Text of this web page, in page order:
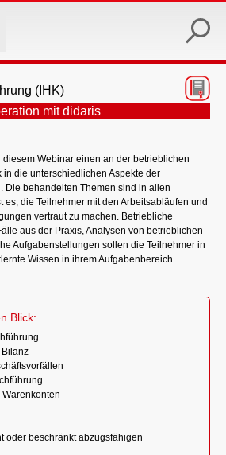
(IHK)
mit didaris
diesem Webinar einen an der betrieblichen
in die unterschiedlichen Aspekte der
Die behandelten Themen sind in allen
es, die Teilnehmer mit den Arbeitsabläufen und
vertraut zu machen. Betriebliche
aus der Praxis, Analysen von betrieblichen
Aufgabenstellungen sollen die Teilnehmer in
Wissen in ihrem Aufgabenbereich
Blick:
Bilanz
oder beschränkt abzugsfähigen